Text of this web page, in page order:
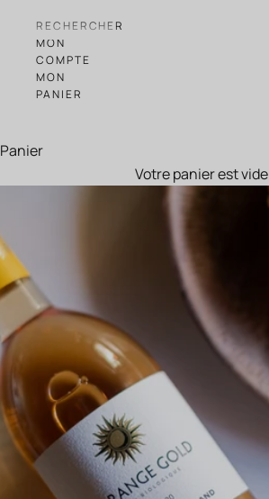
RECHERCHER
MON
COMPTE
MON
PANIER
Panier
Votre panier est vide